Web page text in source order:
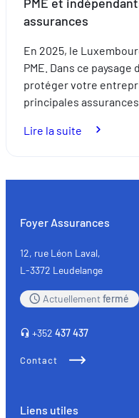
assurances
En 2025, le
PME. Dans ce
protéger votre
principales
Lire la suite
assurances
Foyer Assurances
12, rue Léon Laval,
L-3372 Leudelange
Actuellementfermé
+352 437 437
Contact
Liens utiles